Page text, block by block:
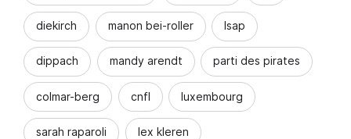
diekirch manon bei-roller lsap
dippach mandy arendt parti des pirates
colmar-berg cnfl luxembourg
sarah raparoli lex kleren